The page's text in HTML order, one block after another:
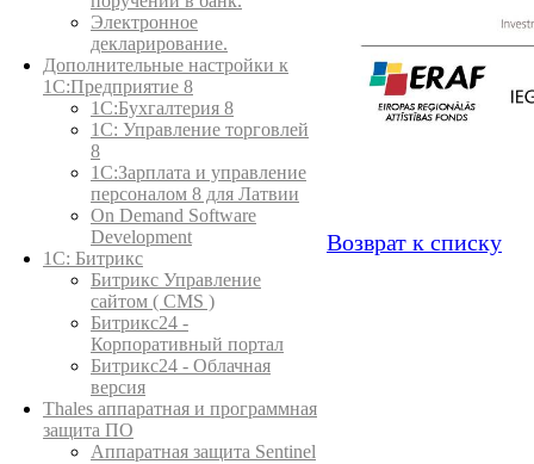
Электронное
декларирование.
Дополнительные настройки к
1С:Предприятие 8
1С:Бухгалтерия 8
1C: Управление торговлей
8
1С:Зарплата и управление
персоналом 8 для Латвии
On Demand Software
Development
1С: Битрикс
Битрикс Управление
сайтом ( CMS )
Битрикс24 -
Корпоративный портал
Битрикс24 - Облачная
версия
Thales аппаратная и программная
защита ПО
Аппаратная защита Sentinel
Возврат к списку